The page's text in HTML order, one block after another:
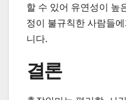
할 수 있어 유연성이 높
정이 불규칙한 사람들
니다.
결론